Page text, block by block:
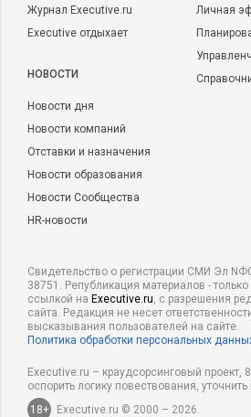
Журнал Executive.ru
Executive отдыхает
НОВОСТИ
Новости дня
Новости компаний
Отставки и назначения
Новости образования
Новости Сообщества
HR-новости
Личная
Свидетельство о регистрации СМИ Эл
38751. Републикация материалов - только
ссылкой на Executive.ru, с разрешения
сайта. Редакция не несет
высказывания пользователей на сайте.
Политика обработки персональных
Executive.ru – краудсорсинговый
оспорить логику повествования,
18+
Executive.ru © 2000 – 2026.